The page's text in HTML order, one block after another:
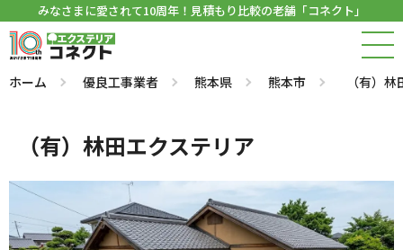
みなさまに愛されて10周年！見積もり比較の老舗「コネクト」
ホーム 優良工事業者 熊本県 熊本市 （有）
（有）林田エクステリア